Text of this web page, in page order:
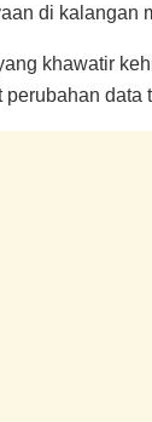
di kalangan
khawatir
perubahan data